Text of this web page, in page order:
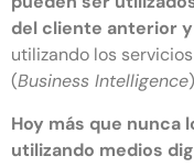
del cliente anterior
utilizando los
(Business Intelligence
Hoy más que nunca
utilizando medios